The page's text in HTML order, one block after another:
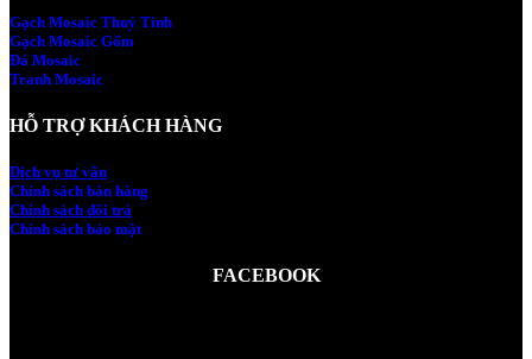
Gạch Mosaic Thuỷ Tinh
Gạch Mosaic Gốm
Đá Mosaic
Tranh Mosaic
HỖ TRỢ KHÁCH HÀNG
Dịch vụ tư vấn
Chính sách bán hàng
Chính sách đổi trả
Chính sách bảo mật
FACEBOOK